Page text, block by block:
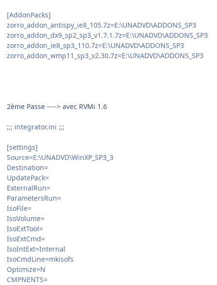
[AddonPacks]
zorro_addon_antispy_ie8_105.7z=E:\UNADVD\ADDONS_SP3
zorro_addon_dx9_sp2_sp3_v1.7.1.7z=E:\UNADVD\ADDONS_SP3
zorro_addon_ie8_sp3_110.7z=E:\UNADVD\ADDONS_SP3
zorro_addon_wmp11_sp3_v2.30.7z=E:\UNADVD\ADDONS_SP3
2ème Passe ----> avec RVMi 1.6
;;; integrator.ini ;;;
[settings]
Source=E:\UNADVD\WinXP_SP3_3
Destination=
UpdatePack=
ExternalRun=
ParametersRun=
IsoFile=
IsoVolume=
IsoExtTool=
IsoExtCmd=
IsoIntExt=Internal
IsoCmdLine=mkisofs
Optimize=N
CMPNENTS=